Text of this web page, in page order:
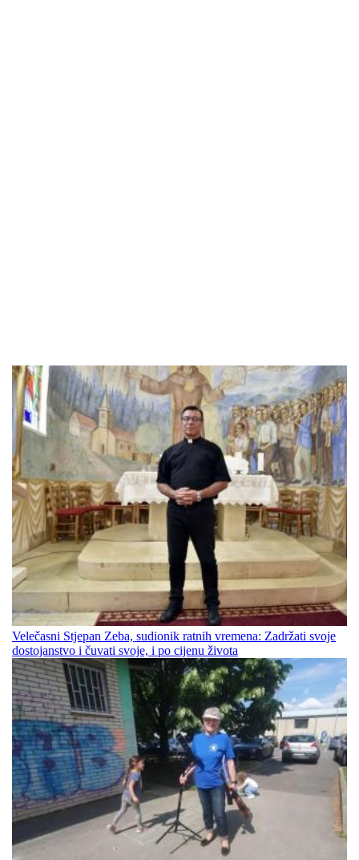
Velečasni Stjepan Zeba, sudionik ratnih vremena: Zadržati svoje
dostojanstvo i čuvati svoje, i po cijenu života